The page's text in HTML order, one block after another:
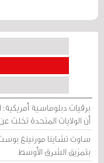
برقيات دبلوماسية أمريكية:
أن الولايات المتحدة تخلت
ساوث تشاينا مورنينغ
بتمزيق الشرق الأوسط